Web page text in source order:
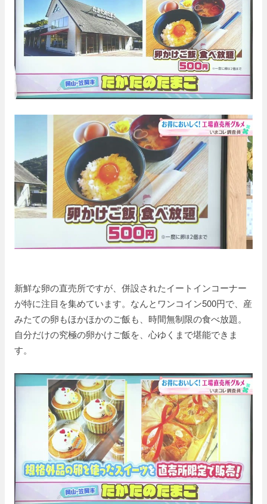
新鮮な卵の直売所ですが、併設されたイートインコーナー
が特に注目を集めています。なんとワンコイン500円で、産
みたての卵もほかほかのご飯も、時間無制限の食べ放題。
自分だけの究極の卵かけご飯を、心ゆくまで堪能できま
す。